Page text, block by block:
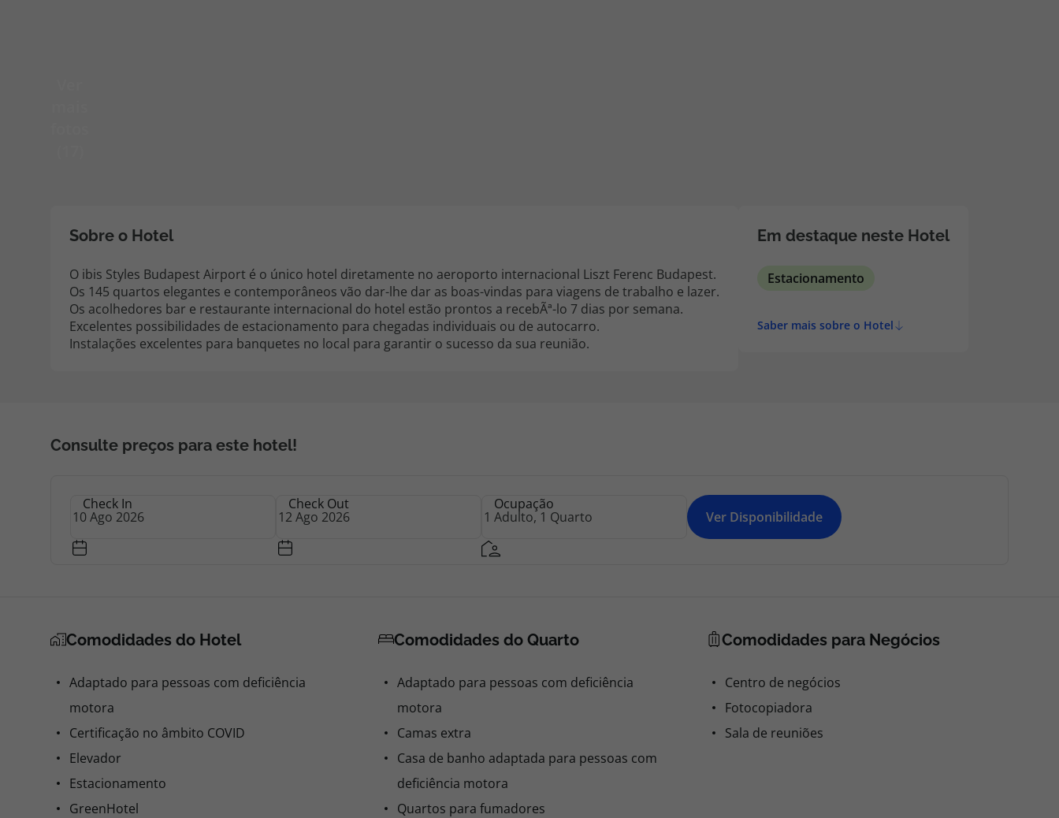
Sobre o Hotel
O ibis Styles Budapest Airport é o único hotel diretamente no aeroporto internacional Liszt Ferenc Budapest.
Os 145 quartos elegantes e contemporâneos vão dar-lhe dar as boas-vindas para viagens de trabalho e lazer.
Os acolhedores bar e restaurante internacional do hotel estão prontos a recebÃª-lo 7 dias por semana.
Excelentes possibilidades de estacionamento para chegadas individuais ou de autocarro.
Instalações excelentes para banquetes no local para garantir o sucesso da sua reunião.
Em destaque neste Hotel
Estacionamento
Saber mais sobre o Hotel
Consulte preços para este hotel!
Check In Check Out Ocupação
Ver Disponibilidade
Comodidades do Hotel
Adaptado para pessoas com deficiência
motora
Certificação no âmbito COVID
Elevador
Estacionamento
GreenHotel
Comodidades do Quarto
Adaptado para pessoas com deficiência
motora
Camas extra
Casa de banho adaptada para pessoas com
deficiência motora
Quartos para fumadores
Comodidades para Negócios
Centro de negócios
Fotocopiadora
Sala de reuniões